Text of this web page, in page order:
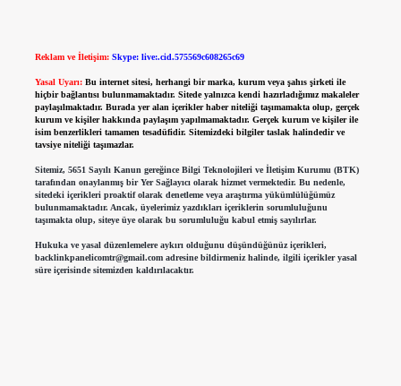
Reklam ve İletişim: Skype: live:.cid.575569c608265c69
Yasal Uyarı: Bu internet sitesi, herhangi bir marka, kurum veya şahıs şirketi ile
hiçbir bağlantısı bulunmamaktadır. Sitede yalnızca kendi hazırladığımız makaleler
paylaşılmaktadır. Burada yer alan içerikler haber niteliği taşımamakta olup, gerçek
kurum ve kişiler hakkında paylaşım yapılmamaktadır. Gerçek kurum ve kişiler ile
isim benzerlikleri tamamen tesadüfidir. Sitemizdeki bilgiler taslak halindedir ve
tavsiye niteliği taşımazlar.
Sitemiz, 5651 Sayılı Kanun gereğince Bilgi Teknolojileri ve İletişim Kurumu (BTK)
tarafından onaylanmış bir Yer Sağlayıcı olarak hizmet vermektedir. Bu nedenle,
sitedeki içerikleri proaktif olarak denetleme veya araştırma yükümlülüğümüz
bulunmamaktadır. Ancak, üyelerimiz yazdıkları içeriklerin sorumluluğunu
taşımakta olup, siteye üye olarak bu sorumluluğu kabul etmiş sayılırlar.
Hukuka ve yasal düzenlemelere aykırı olduğunu düşündüğünüz içerikleri,
backlinkpanelicomtr@gmail.comadresine bildirmeniz halinde, ilgili içerikler yasal
süre içerisinde sitemizden kaldırılacaktır.